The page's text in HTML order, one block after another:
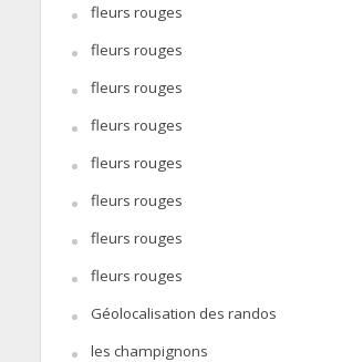
fleurs rouges
fleurs rouges
fleurs rouges
fleurs rouges
fleurs rouges
fleurs rouges
fleurs rouges
fleurs rouges
Géolocalisation des randos
les champignons